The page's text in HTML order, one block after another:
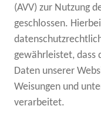
(AVV) zur Nutzung
geschlossen.
gewährleistet, dass
Daten unserer
Weisungen und
verarbeitet.